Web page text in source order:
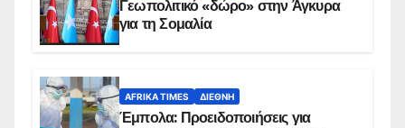
Γεωπολιτικό «δώρο» στην Άγκυρα
για τη Σομαλία
AFRIKA TIMES ΔΙΕΘΝΉ
Έμπολα: Προειδοποιήσεις για